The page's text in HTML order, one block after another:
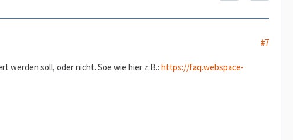
#7
werden soll, oder nicht. Soe wie hier z.B.: https://faq.webspace-